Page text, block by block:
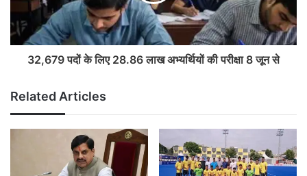
32,679 पदों के लिए 28.86 लाख अभ्यर्थियों की परीक्षा 8 जून से
Related Articles